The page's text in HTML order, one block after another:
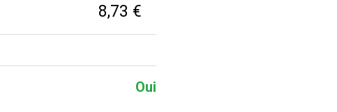
8,73 €
Oui